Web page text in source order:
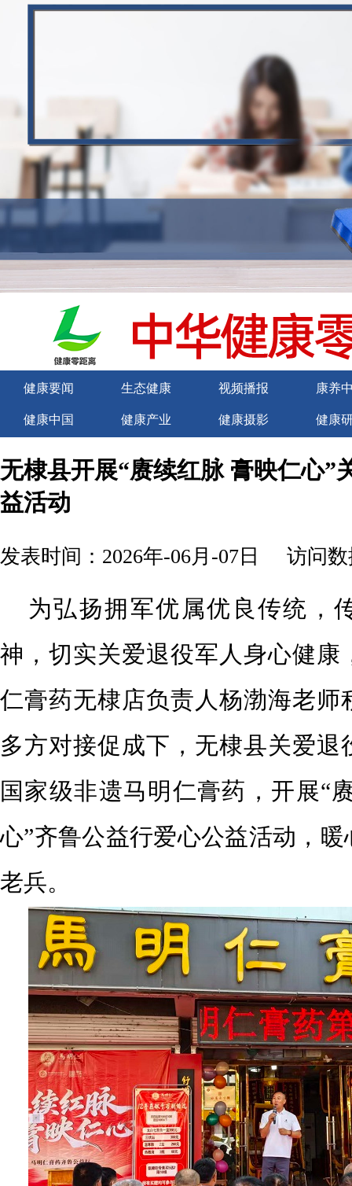
健康要闻 生态健康 视频播报 康养
健康中国 健康产业 健康摄影 健康
无棣县开展“赓续红脉 膏映仁心”
益活动
发表时间：2026年-06月-07日 访问数
为弘扬拥军优属优良传统，
神，切实关爱退役军人身心健康
仁膏药无棣店负责人杨渤海老师
多方对接促成下，无棣县关爱退
国家级非遗马明仁膏药，开展“
心”齐鲁公益行爱心公益活动，
老兵。